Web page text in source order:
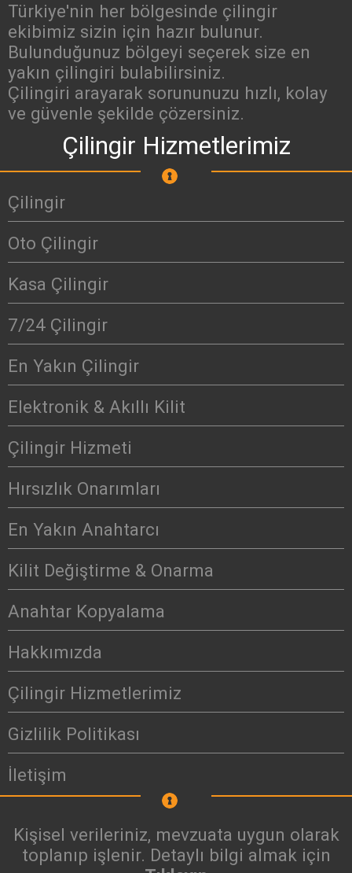
Türkiye'nin her bölgesinde çilingir
ekibimiz sizin için hazır bulunur.
Bulunduğunuz bölgeyi seçerek size en
yakın çilingiri bulabilirsiniz.
Çilingiri arayarak sorununuzu hızlı, kolay
ve güvenle şekilde çözersiniz.
Çilingir Hizmetlerimiz
Çilingir
Oto Çilingir
Kasa Çilingir
7/24 Çilingir
En Yakın Çilingir
Elektronik & Akıllı Kilit
Çilingir Hizmeti
Hırsızlık Onarımları
En Yakın Anahtarcı
Kilit Değiştirme & Onarma
Anahtar Kopyalama
Hakkımızda
Çilingir Hizmetlerimiz
Gizlilik Politikası
İletişim
Kişisel verileriniz, mevzuata uygun olarak
toplanıp işlenir. Detaylı bilgi almak için